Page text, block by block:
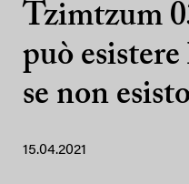
Tzimtzum
può esistere
se non
15.04.2021